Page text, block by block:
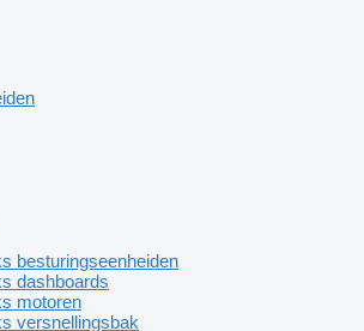
besturingseenheiden
dashboards
motoren
versnellingsbak